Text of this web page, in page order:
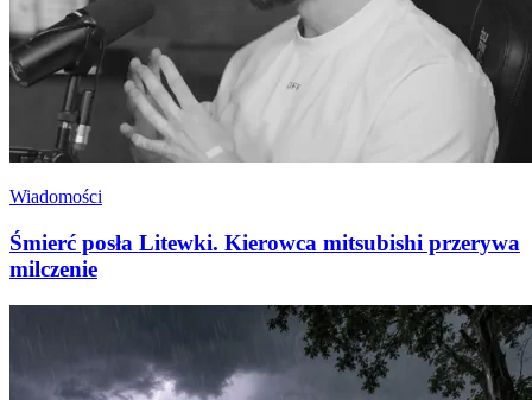
Wiadomości
Śmierć posła Litewki. Kierowca mitsubishi przerywa
milczenie